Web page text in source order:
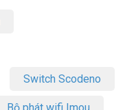
Switch Scodeno